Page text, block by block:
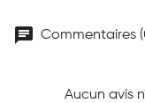
chat Commentaires
Aucun avis